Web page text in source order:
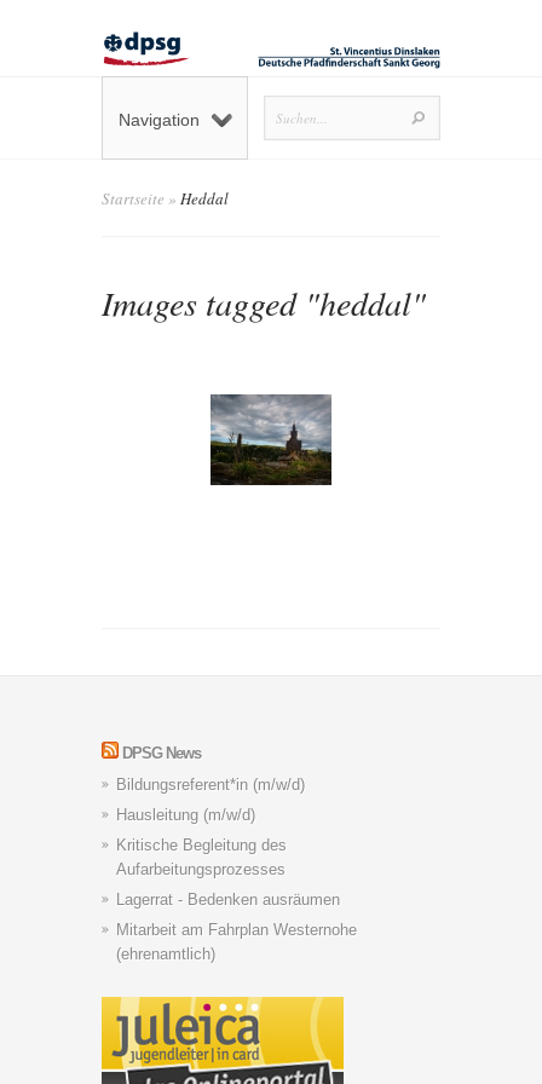
Navigation
Startseite » Heddal
Images tagged "heddal"
DPSG News
Bildungsreferent*in (m/w/d)
Hausleitung (m/w/d)
Kritische Begleitung des
Aufarbeitungsprozesses
Lagerrat - Bedenken ausräumen
Mitarbeit am Fahrplan Westernohe
(ehrenamtlich)